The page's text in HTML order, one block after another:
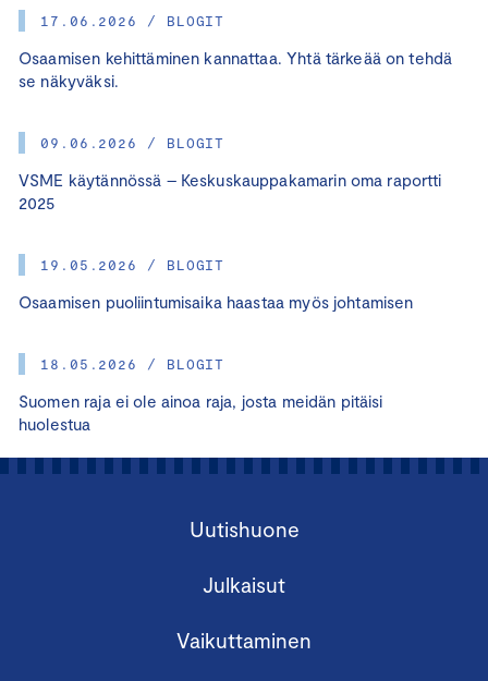
17.06.2026 / BLOGIT
Osaamisen kehittäminen kannattaa. Yhtä tärkeää on tehdä
se näkyväksi.
09.06.2026 / BLOGIT
VSME käytännössä – Keskuskauppakamarin oma raportti
2025
19.05.2026 / BLOGIT
Osaamisen puoliintumisaika haastaa myös johtamisen
18.05.2026 / BLOGIT
Suomen raja ei ole ainoa raja, josta meidän pitäisi
huolestua
Uutishuone
Julkaisut
Vaikuttaminen